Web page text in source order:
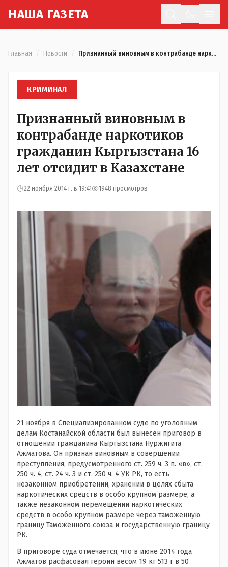
НАША ГАЗЕТА
Главная Новости Признанный виновным в контрабанде наркотиков гражданин Кыргызстана 16 лет отсидит в Казахстане
КРИМИНАЛ
Признанный виновным в
контрабанде наркотиков
гражданин Кыргызстана 16
лет отсидит в Казахстане
22 ноября 2014 г. в 19:41 1948 просмотров
21 ноября в Специализированном суде по уголовным
делам Костанайской области был вынесен приговор в
отношении гражданина Кыргызстана Нуржигита
Ажматова. Он признан виновным в совершении
преступления, предусмотренного ст. 259 ч. 3 п. «в», ст.
250 ч. 4, ст. 24 ч. 3 и ст. 250 ч. 4 УК РК, то есть
незаконном приобретении, хранении в целях сбыта
наркотических средств в особо крупном размере, а
также незаконном перемещении наркотических
средств в особо крупном размере через таможенную
границу Таможенного союза и государственную границу
РК.
В приговоре суда отмечается, что в июне 2014 года
Ажматов расфасовал героин весом 19 кг 513 г в 50